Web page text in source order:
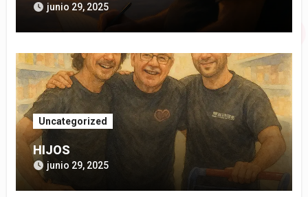
junio 29, 2025
Uncategorized
HIJOS
junio 29, 2025